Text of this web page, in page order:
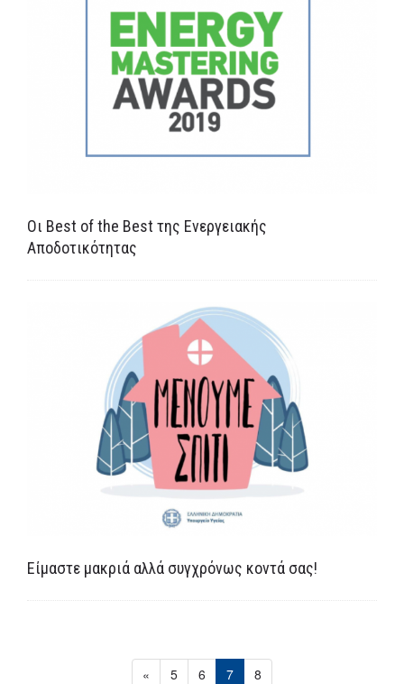
Οι Best of the Best της Ενεργειακής
Αποδοτικότητας
Είμαστε μακριά αλλά συγχρόνως κοντά σας!
« 5 6 7 8